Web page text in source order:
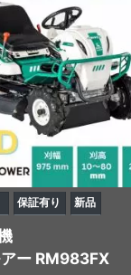
保証有り 新品
ー RM983FX